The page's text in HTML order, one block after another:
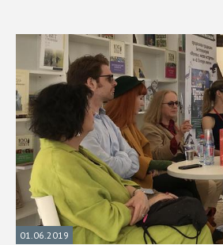
01.06.2019